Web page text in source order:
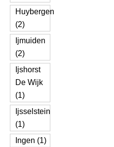
Huybergen
(2)
Ijmuiden
(2)
Ijshorst
De Wijk
(1)
Ijsselstein
(1)
Ingen (1)